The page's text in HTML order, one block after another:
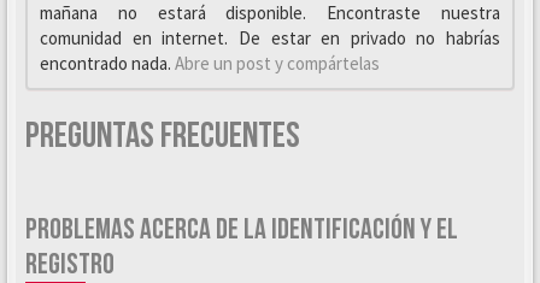
mañana no estará disponible. Encontraste nuestra
comunidad en internet. De estar en privado no habrías
encontrado nada. Abre un post y compártelas
Preguntas Frecuentes
PROBLEMAS ACERCA DE LA IDENTIFICACIÓN Y EL
REGISTRO